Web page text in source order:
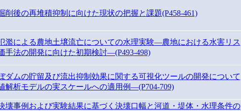
削後の再堆積抑制に向けた現状の把握と課題(P458-461)
濫による農地土壌流亡についての水理実験―農地における水害リス
手法の開発に向けた初期検討―(P493-498)
ダムの貯留及び流出抑制効果に関する可視化ツールの開発について
解析モデルの実スケールへの適用例―(P704-709)
壊事例および実験結果に基づく決壊口幅と河道・堤体・水理条件の